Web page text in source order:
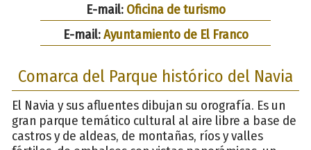
E-mail: Oficina de turismo
E-mail:Ayuntamiento de El Franco
Comarca del Parque histórico del Navia
El Navia y sus afluentes dibujan su orografía. Es un
gran parque temático cultural al aire libre a base de
castros y de aldeas, de montañas, ríos y valles